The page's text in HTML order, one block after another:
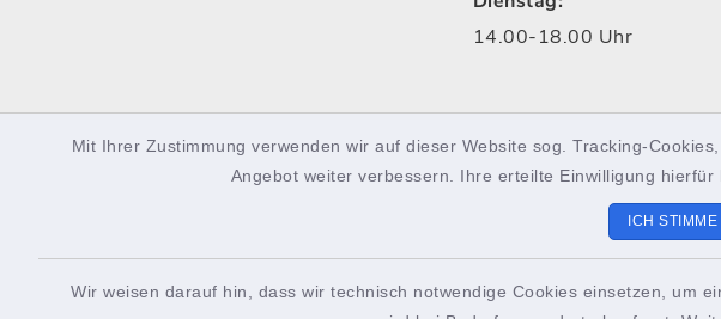
Mit Ihrer Zustimmung verwenden wir auf dieser Website sog. Tracking-
Angebot weiter verbessern. Ihre erteilte Einwilligung
ICH STIMME
Wir weisen darauf hin, dass wir technisch notwendige Cookies einsetzen, um
14.00-18.00 Uhr
facebookinstagram
Podcast